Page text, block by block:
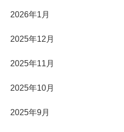
2026年1月
2025年12月
2025年11月
2025年10月
2025年9月